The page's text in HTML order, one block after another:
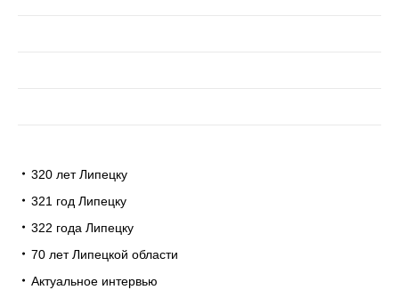
320 лет Липецку
321 год Липецку
322 года Липецку
70 лет Липецкой области
Актуальное интервью